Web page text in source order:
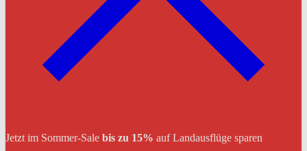
Jetzt im Sommer-Sale bis zu 15% auf Landausflüge sparen